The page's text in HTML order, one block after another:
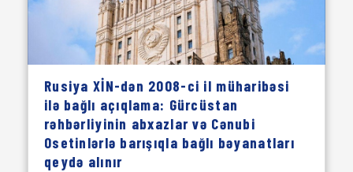
Rusiya XİN-dən 2008-ci il müharibəsi
ilə bağlı açıqlama: Gürcüstan
rəhbərliyinin abxazlar və Cənubi
Osetinlərlə barışıqla bağlı bəyanatları
qeydə alınır